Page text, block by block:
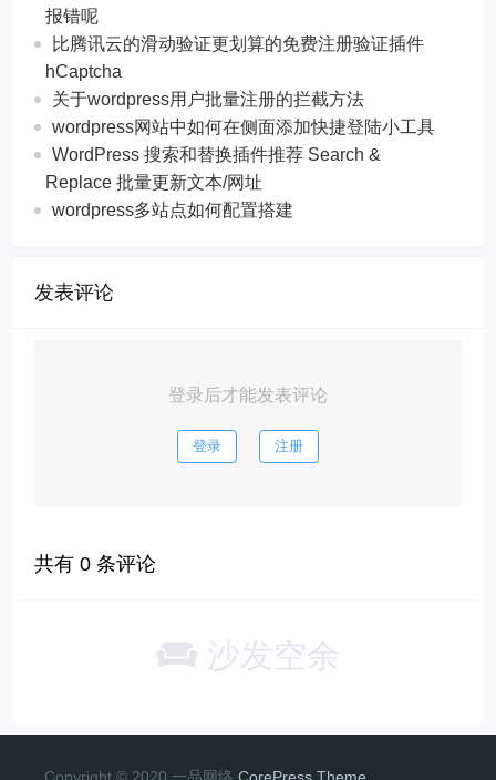
报错呢
比腾讯云的滑动验证更划算的免费注册验证插件
hCaptcha
关于wordpress用户批量注册的拦截方法
wordpress网站中如何在侧面添加快捷登陆小工具
WordPress 搜索和替换插件推荐 Search &
Replace 批量更新文本/网址
wordpress多站点如何配置搭建
发表评论
登录后才能发表评论
登录 注册
共有0 条评论
沙发空余